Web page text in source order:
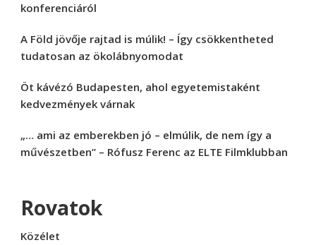
konferenciáról
A Föld jövője rajtad is múlik! – Így csökkentheted
tudatosan az ökolábnyomodat
Öt kávézó Budapesten, ahol egyetemistaként
kedvezmények várnak
„… ami az emberekben jó – elmúlik, de nem így a
művészetben” – Rófusz Ferenc az ELTE Filmklubban
Rovatok
Közélet